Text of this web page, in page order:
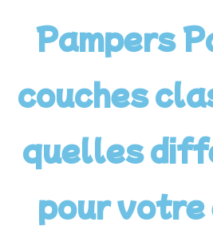
Pampers
couches
quelles
pour